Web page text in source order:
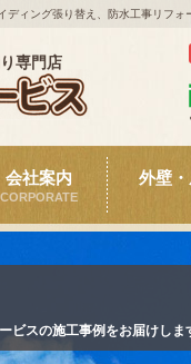
ディング張り替え、防水工事リフ
専門店
会社案内
CORPORATE
外壁
ビスの施工事例をお届けしま